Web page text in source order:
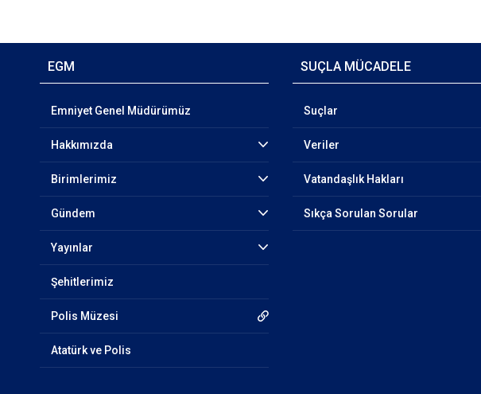
EGM
Emniyet Genel Müdürümüz
Hakkımızda
Birimlerimiz
Gündem
Yayınlar
Şehitlerimiz
Polis Müzesi
Atatürk ve Polis
SUÇLA MÜCADELE
Suçlar
Veriler
Vatandaşlık Hakları
Sıkça Sorulan Sorular